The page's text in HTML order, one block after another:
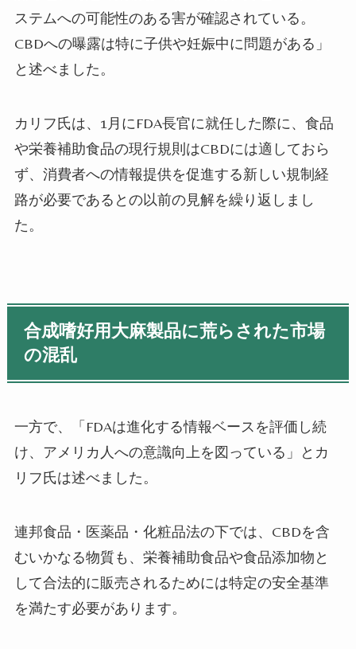
ステムへの可能性のある害が確認されている。
CBDへの曝露は特に子供や妊娠中に問題がある」
と述べました。
カリフ氏は、1月にFDA長官に就任した際に、食品
や栄養補助食品の現行規則はCBDには適しておら
ず、消費者への情報提供を促進する新しい規制経
路が必要であるとの以前の見解を繰り返しまし
た。
合成嗜好用大麻製品に荒らされた市場
の混乱
一方で、「FDAは進化する情報ベースを評価し続
け、アメリカ人への意識向上を図っている」とカ
リフ氏は述べました。
連邦食品・医薬品・化粧品法の下では、CBDを含
むいかなる物質も、栄養補助食品や食品添加物と
して合法的に販売されるためには特定の安全基準
を満たす必要があります。